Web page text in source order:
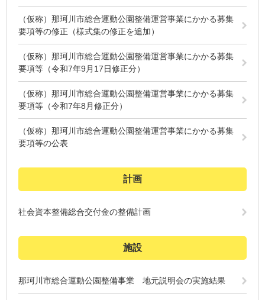
（仮称）那珂川市総合運動公園整備運営事業にかかる募集
要項等の修正（様式集の修正を追加）
（仮称）那珂川市総合運動公園整備運営事業にかかる募集
要項等（令和7年9月17日修正分）
（仮称）那珂川市総合運動公園整備運営事業にかかる募集
要項等（令和7年8月修正分）
（仮称）那珂川市総合運動公園整備運営事業にかかる募集
要項等の公表
計画
社会資本整備総合交付金の整備計画
施設
那珂川市総合運動公園整備事業 地元説明会の実施結果